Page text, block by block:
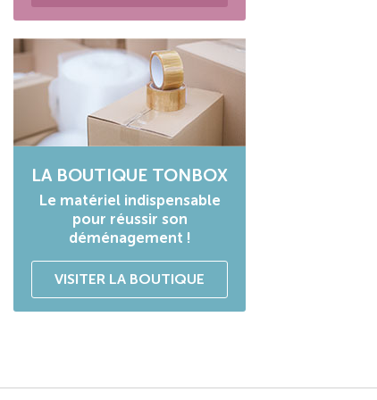
LA BOUTIQUE TONBOX
Le matériel indispensable
pour réussir son
déménagement !
VISITER LA BOUTIQUE